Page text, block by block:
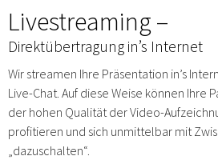
Livestreaming –
Direktübertragung in’s Internet
Wir streamen Ihre Präsentation in’s
Live-Chat. Auf diese Weise können Ihre
der hohen Qualität der Video-
profitieren und sich unmittelbar mit
„dazuschalten“.